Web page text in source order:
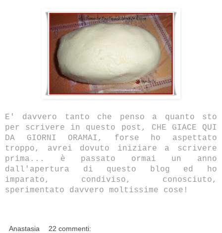
E' davvero tanto che penso a quanto sto
per scrivere in questo post, CHE GIACE QUI
DA GIORNI ORAMAI, forse ho aspettato
troppo, avrei dovuto iniziare a scrivere
prima... è passato ormai un anno
dall'apertura di questo blog ed ho
imparato, condiviso, conosciuto,
sperimentato davvero moltissime cose!
Anastasia 22 commenti: